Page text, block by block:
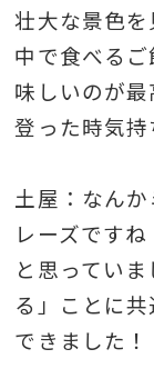
壮大な景色
中で食べる
味しいのが
登った時気持
土屋：なん
レーズです
と思ってい
る」ことに
できました！